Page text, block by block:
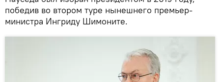
победив во втором туре нынешнего премьер-
министра Ингриду Шимоните.